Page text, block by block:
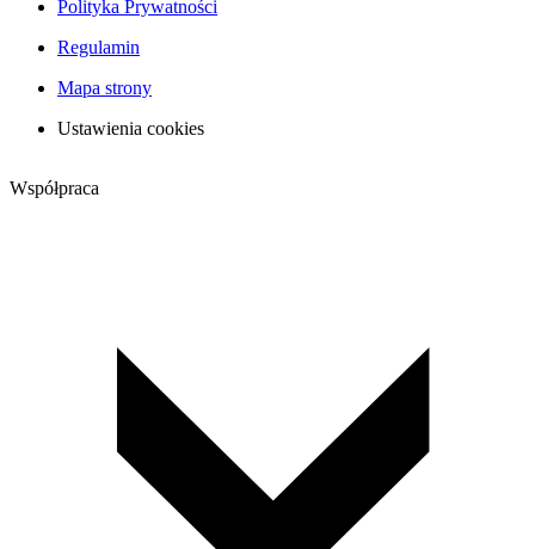
Polityka Prywatności
Regulamin
Mapa strony
Ustawienia cookies
Współpraca